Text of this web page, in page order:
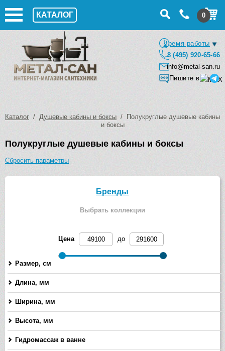
КАТАЛОГ 0
Время работы
8 (495) 920-65-66
info@metal-san.ru
Пишите в
Каталог / Душевые кабины и боксы / Полукруглые душевые кабины
и боксы
Полукруглые душевые кабины и боксы
Сбросить параметры
Бренды
Выбрать коллекции
Цена до
Размер, см
Длина, мм
Ширина, мм
Высота, мм
Гидромассаж в ванне